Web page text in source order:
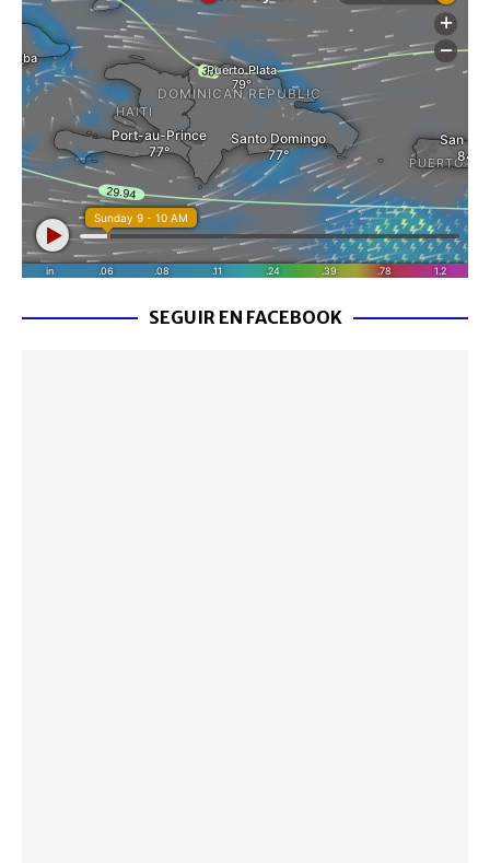
SEGUIR EN FACEBOOK